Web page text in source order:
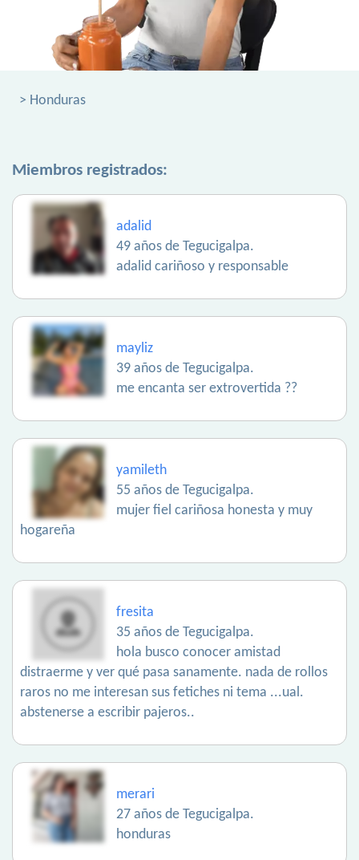
> Honduras
Miembros registrados:
adalid
49 años de Tegucigalpa.
adalid cariñoso y responsable
mayliz
39 años de Tegucigalpa.
me encanta ser extrovertida ??
yamileth
55 años de Tegucigalpa.
mujer fiel cariñosa honesta y muy
hogareña
fresita
35 años de Tegucigalpa.
hola busco conocer amistad
distraerme y ver qué pasa sanamente. nada de rollos
raros no me interesan sus fetiches ni tema ...ual.
abstenerse a escribir pajeros..
merari
27 años de Tegucigalpa.
honduras